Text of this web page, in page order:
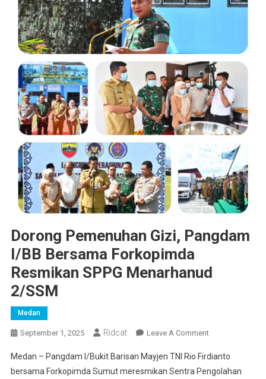
Dorong Pemenuhan Gizi, Pangdam
I/BB Bersama Forkopimda
Resmikan SPPG Menarhanud
2/SSM
Medan
September 1, 2025 Ridcat Leave A CommentOn
Pemenuhan
Gizi,
Medan – Pangdam I/Bukit Barisan Mayjen TNI Rio Firdianto
bersama Forkopimda Sumut meresmikan Sentra Pengolahan